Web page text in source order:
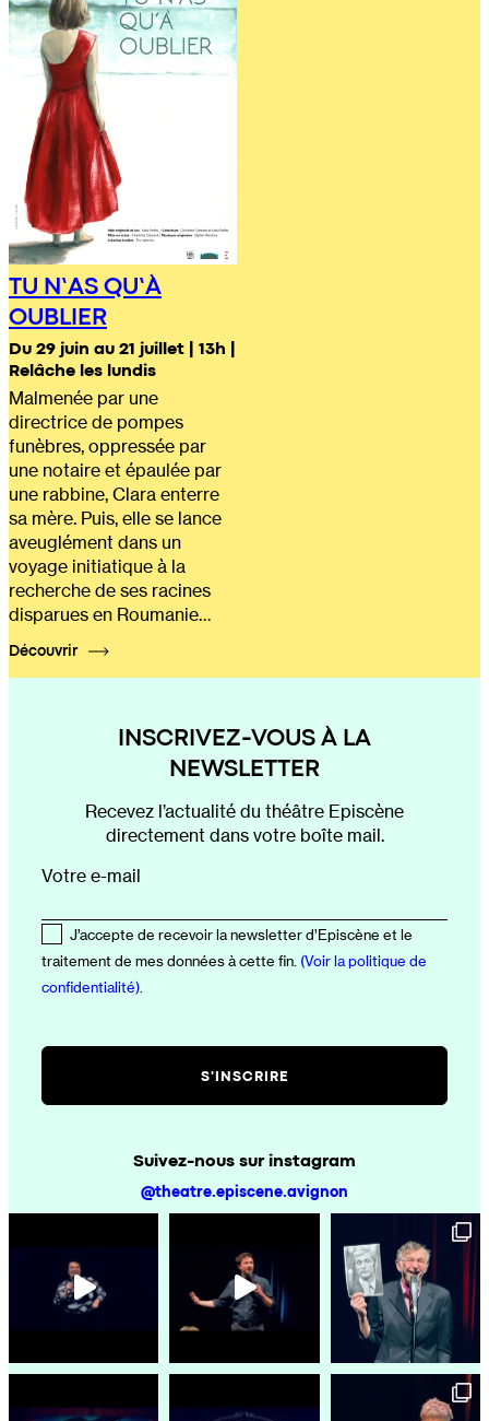
TU N’AS QU’À
OUBLIER
Du 29 juin au 21 juillet | 13h |
Relâche les lundis
Malmenée par une
directrice de pompes
funèbres, oppressée par
une notaire et épaulée par
une rabbine, Clara enterre
sa mère. Puis, elle se lance
aveuglément dans un
voyage initiatique à la
recherche de ses racines
disparues en Roumanie…
Découvrir
INSCRIVEZ-VOUS À LA
NEWSLETTER
Recevez l’actualité du théâtre Episcène
directement dans votre boîte mail.
Votre e-mail
J’accepte de recevoir la newsletter d’Episcène et le
traitement de mes données à cette fin. (Voir la politique de
confidentialité)
Suivez-nous sur instagram
@theatre.episcene.avignon